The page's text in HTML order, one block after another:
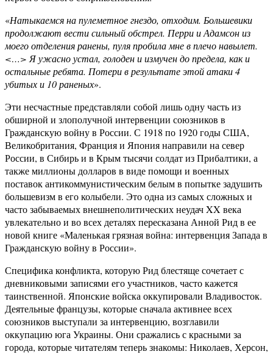
«Натыкаемся на пулеметное гнездо, отходим. Большевики
продолжают вести сильный обстрел. Перри и Адамсон из
моего отделения ранены, пуля пробила мне в плечо навылет.
<…> Я ужасно устал, голоден и измучен до предела, как и
остальные ребята. Потери в результате этой атаки 4
убитых и 10 раненых».
Эти несчастные представляли собой лишь одну часть из
обширной и злополучной интервенции союзников в
Гражданскую войну в России. С 1918 по 1920 годы США,
Великобритания, Франция и Япония направили на север
России, в Сибирь и в Крым тысячи солдат из Прибалтики, а
также миллионы долларов в виде помощи и военных
поставок антикоммунистическим белым в попытке задушить
большевизм в его колыбели. Это одна из самых сложных и
часто забываемых внешнеполитических неудач XX века
увлекательно и во всех деталях пересказана Анной Рид в ее
новой книге «Маленькая грязная война: интервенция Запада в
Гражданскую войну в России».
Специфика конфликта, которую Рид блестяще сочетает с
дневниковыми записями его участников, часто кажется
таинственной. Японские войска оккупировали Владивосток.
Деятельные французы, которые сначала активнее всех
союзников выступали за интервенцию, возглавили
оккупацию юга Украины. Они сражались с красными за
города, которые читателям теперь знакомы: Николаев, Херсон,